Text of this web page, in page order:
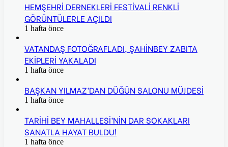
HEMŞEHRİ DERNEKLERİ FESTİVALİ RENKLİ
GÖRÜNTÜLERLE AÇILDI
1 hafta önce
VATANDAŞ FOTOĞRAFLADI, ŞAHİNBEY ZABITA
EKİPLERİ YAKALADI
1 hafta önce
BAŞKAN YILMAZ’DAN DÜĞÜN SALONU MÜJDESİ
1 hafta önce
TARİHİ BEY MAHALLESİ’NİN DAR SOKAKLARI
SANATLA HAYAT BULDU!
1 hafta önce